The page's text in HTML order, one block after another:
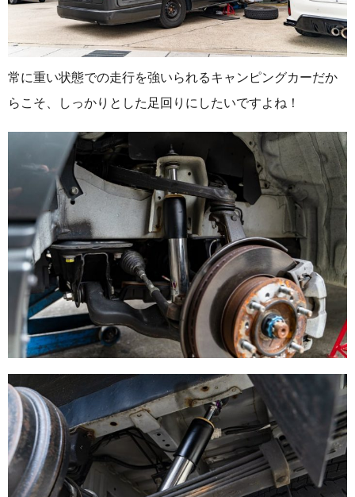
常に重い状態での走行を強いられるキャンピングカーだか
らこそ、しっかりとした足回りにしたいですよね！